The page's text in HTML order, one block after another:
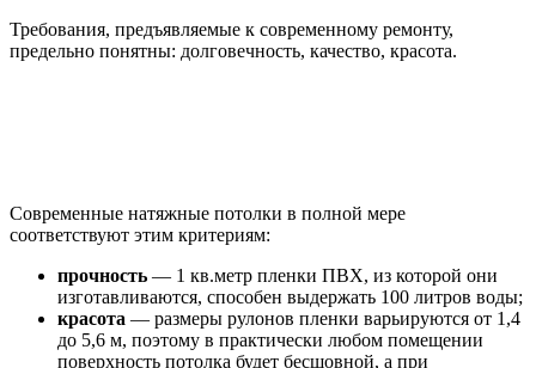
Требования, предъявляемые к современному ремонту,
предельно понятны: долговечность, качество, красота.
Современные натяжные потолки в полной мере
соответствуют этим критериям:
прочность — 1 кв.метр пленки ПВХ, из которой они
изготавливаются, способен выдержать 100 литров воды;
красота — размеры рулонов пленки варьируются от 1,4
до 5,6 м, поэтому в практически любом помещении
поверхность потолка будет бесшовной, а при